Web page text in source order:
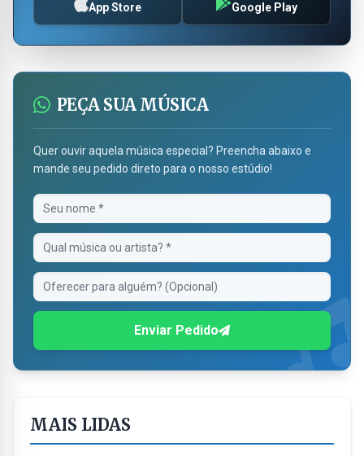
App Store Google Play
PEÇA SUA MÚSICA
Quer ouvir aquela música especial? Preencha abaixo e
mande seu pedido direto para o nosso estúdio!
Enviar Pedido
MAIS LIDAS